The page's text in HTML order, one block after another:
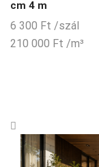
cm 4 m
6 300 Ft /szál
210 000 Ft /m³